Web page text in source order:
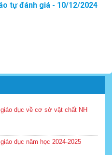
tự đánh giá - 10/12/2024
dục về cơ sở vật chất NH
dục năm học 2024-2025